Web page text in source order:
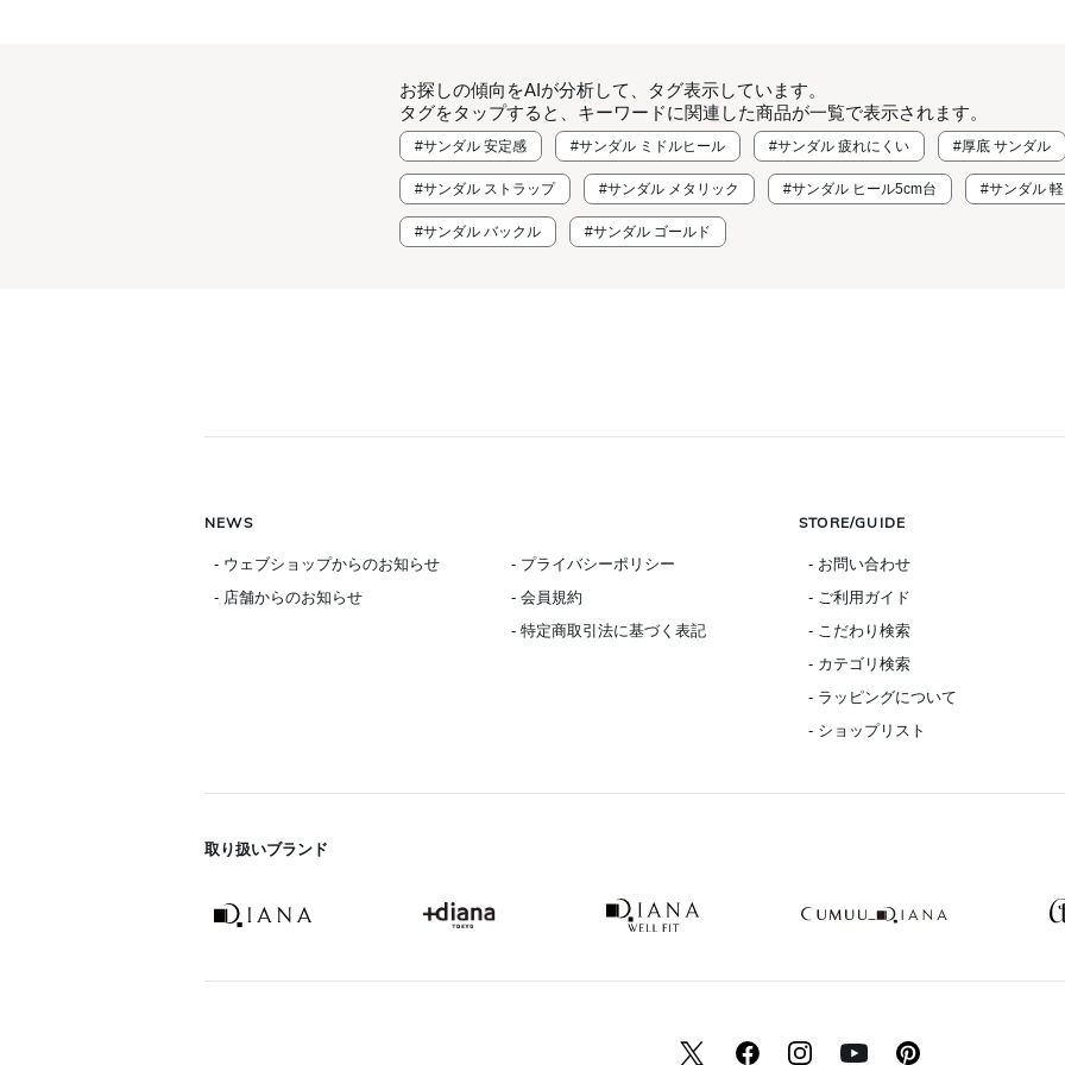
お探しの傾向をAIが分析して、タグ表示しています。
タグをタップすると、キーワードに関連した商品が一覧で表示されます。
#サンダル 安定感 #サンダル ミドルヒール #サンダル 疲れにくい #厚底 サンダル
#サンダル ストラップ #サンダル メタリック #サンダル ヒール5cm台 #サンダル
#サンダル バックル #サンダル ゴールド
NEWS
- ウェブショップからのお知らせ
- 店舗からのお知らせ
- プライバシーポリシー
- 会員規約
- 特定商取引法に基づく表記
STORE/GUIDE
- お問い合わせ
- ご利用ガイド
- こだわり検索
- カテゴリ検索
- ラッピングについて
- ショップリスト
取り扱いブランド